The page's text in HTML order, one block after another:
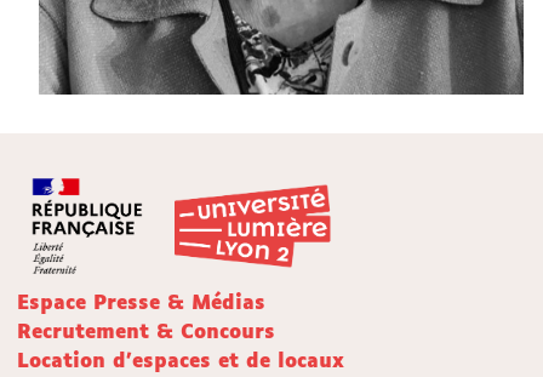
Espace Presse & Médias
Recrutement & Concours
Location d'espaces et de locaux